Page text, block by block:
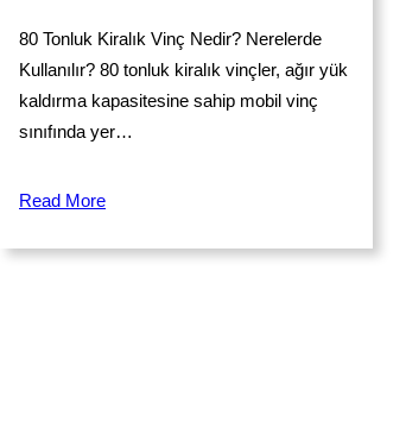
80 Tonluk Kiralık Vinç Nedir? Nerelerde
Kullanılır? 80 tonluk kiralık vinçler, ağır yük
kaldırma kapasitesine sahip mobil vinç
sınıfında yer…
Read More